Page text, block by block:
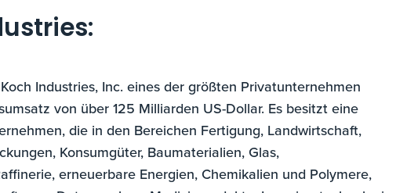
Industries, Inc. eines der größten Privatunternehmen
von über 125 Milliarden US-Dollar. Es besitzt eine
die in den Bereichen Fertigung, Landwirtschaft,
Konsumgüter, Baumaterialien, Glas,
erneuerbare Energien, Chemikalien und Polymere,